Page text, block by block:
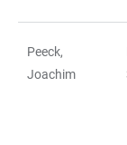
Peeck,
Joachim